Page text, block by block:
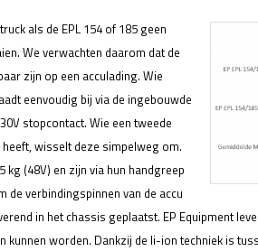
als de EPL 154 of 185 geen
We verwachten daarom dat de
zijn op een acculading. Wie
eenvoudig bij via de ingebouwde
stopcontact. Wie een tweede
wisselt deze simpelweg om.
kg (48V) en zijn via hun handgreep
de verbindingspinnen van de accu
in het chassis geplaatst. EP Equipment
kunnen worden. Dankzij de li-ion techniek is